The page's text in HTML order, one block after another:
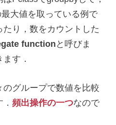
大値を取っている例で
り，数をカウントした
function と呼びま
す．
グループで数値を比較
頻出操作の一つなので